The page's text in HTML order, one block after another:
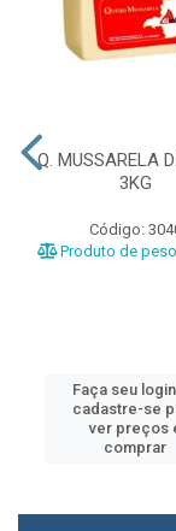
Q. MUSSARELA
3KG
Código:
Produto de peso
Faça seu
cadastre-se
ver preços
comprar